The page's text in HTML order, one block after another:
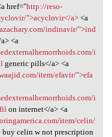
href="http://reso-
">acyclovir</a><a
indinavir/">ind
<a
i
generic pills</a> <a
item/efavir/">efa
i
on internet</a> <a
item/celin/
celin w not prescription